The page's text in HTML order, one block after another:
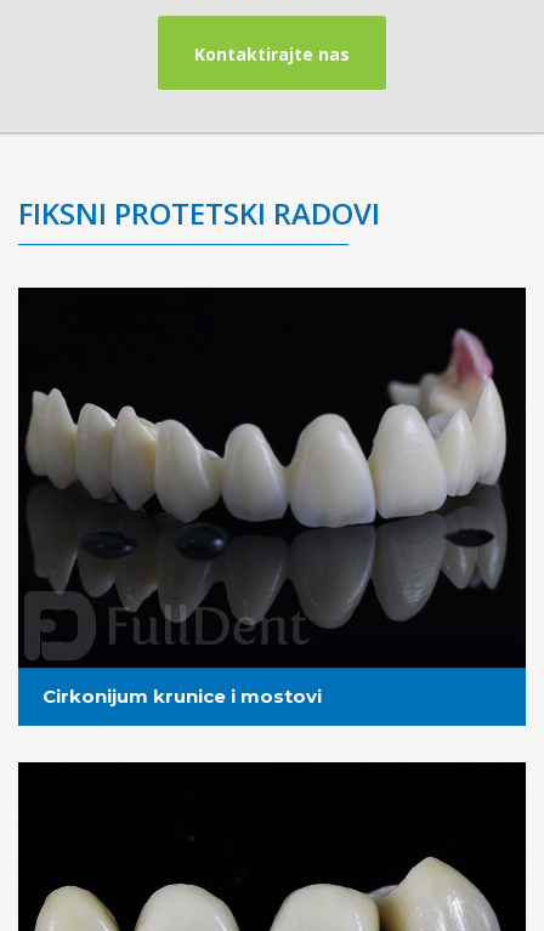
Kontaktirajte nas
FIKSNI PROTETSKI RADOVI
Cirkonijum krunice i mostovi